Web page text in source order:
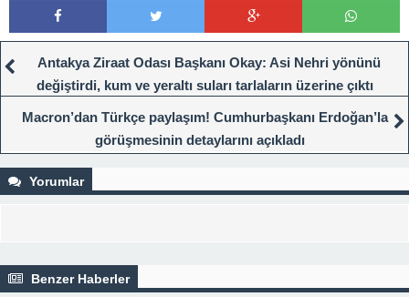
Antakya Ziraat Odası Başkanı Okay: Asi Nehri yönünü
değiştirdi, kum ve yeraltı suları tarlaların üzerine çıktı
Macron’dan Türkçe paylaşım! Cumhurbaşkanı Erdoğan’la
görüşmesinin detaylarını açıkladı
Yorumlar
Benzer Haberler